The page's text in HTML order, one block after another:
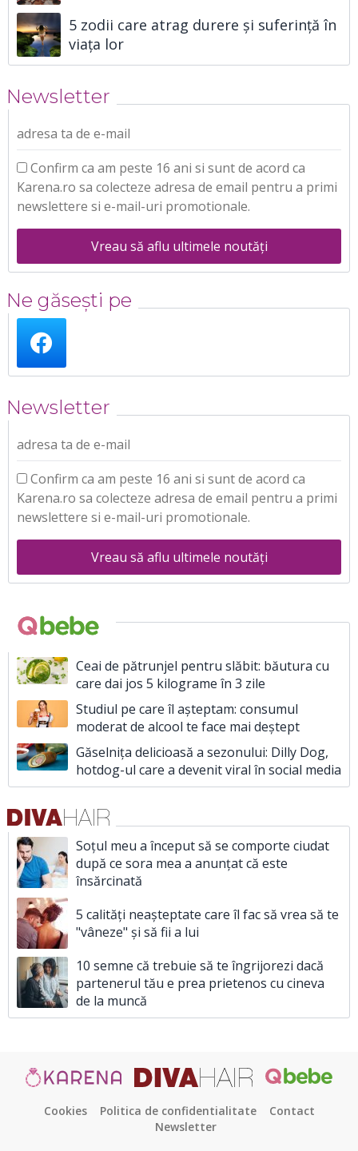
5 zodii care atrag durere și suferință în
viața lor
Newsletter
adresa ta de e-mail
Confirm ca am peste 16 ani si sunt de acord ca
Karena.ro sa colecteze adresa de email pentru a primi
newslettere si e-mail-uri promotionale.
Vreau să aflu ultimele noutăți
Ne găsești pe
Newsletter
adresa ta de e-mail
Confirm ca am peste 16 ani si sunt de acord ca
Karena.ro sa colecteze adresa de email pentru a primi
newslettere si e-mail-uri promotionale.
Vreau să aflu ultimele noutăți
Ceai de pătrunjel pentru slăbit: băutura cu
care dai jos 5 kilograme în 3 zile
Studiul pe care îl așteptam: consumul
moderat de alcool te face mai deștept
Găselnița delicioasă a sezonului: Dilly Dog,
hotdog-ul care a devenit viral în social media
Soțul meu a început să se comporte ciudat
după ce sora mea a anunțat că este
însărcinată
5 calități neașteptate care îl fac să vrea să te
"vâneze" și să fii a lui
10 semne că trebuie să te îngrijorezi dacă
partenerul tău e prea prietenos cu cineva
de la muncă
Cookies Politica de confidentialitate
Contact
Newsletter